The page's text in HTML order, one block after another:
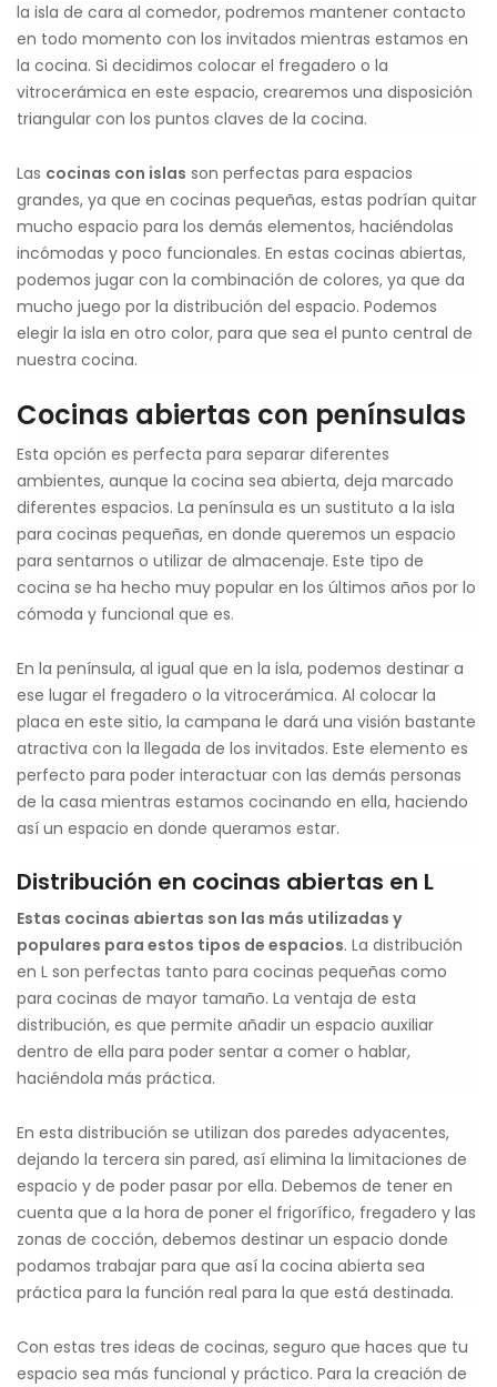
la isla de cara al comedor, podremos mantener contacto
en todo momento con los invitados mientras estamos en
la cocina. Si decidimos colocar el fregadero o la
vitrocerámica en este espacio, crearemos una disposición
triangular con los puntos claves de la cocina.
Las cocinas con islas son perfectas para espacios
grandes, ya que en cocinas pequeñas, estas podrían quitar
mucho espacio para los demás elementos, haciéndolas
incómodas y poco funcionales. En estas cocinas abiertas,
podemos jugar con la combinación de colores, ya que da
mucho juego por la distribución del espacio. Podemos
elegir la isla en otro color, para que sea el punto central de
nuestra cocina.
Cocinas abiertas con penínsulas
Esta opción es perfecta para separar diferentes
ambientes, aunque la cocina sea abierta, deja marcado
diferentes espacios. La península es un sustituto a la isla
para cocinas pequeñas, en donde queremos un espacio
para sentarnos o utilizar de almacenaje. Este tipo de
cocina se ha hecho muy popular en los últimos años por lo
cómoda y funcional que es.
En la península, al igual que en la isla, podemos destinar a
ese lugar el fregadero o la vitrocerámica. Al colocar la
placa en este sitio, la campana le dará una visión bastante
atractiva con la llegada de los invitados. Este elemento es
perfecto para poder interactuar con las demás personas
de la casa mientras estamos cocinando en ella, haciendo
así un espacio en donde queramos estar.
Distribución en cocinas abiertas en L
Estas cocinas abiertas son las más utilizadas y
populares para estos tipos de espacios. La distribución
en L son perfectas tanto para cocinas pequeñas como
para cocinas de mayor tamaño. La ventaja de esta
distribución, es que permite añadir un espacio auxiliar
dentro de ella para poder sentar a comer o hablar,
haciéndola más práctica.
En esta distribución se utilizan dos paredes adyacentes,
dejando la tercera sin pared, así elimina la limitaciones de
espacio y de poder pasar por ella. Debemos de tener en
cuenta que a la hora de poner el frigorífico, fregadero y las
zonas de cocción, debemos destinar un espacio donde
podamos trabajar para que así la cocina abierta sea
práctica para la función real para la que está destinada.
Con estas tres ideas de cocinas, seguro que haces que tu
espacio sea más funcional y práctico. Para la creación de